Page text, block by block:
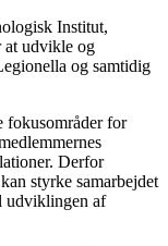
Institut,
at udvikle og
og samtidig
fokusområder for
Derfor
styrke samarbejdet
udviklingen af